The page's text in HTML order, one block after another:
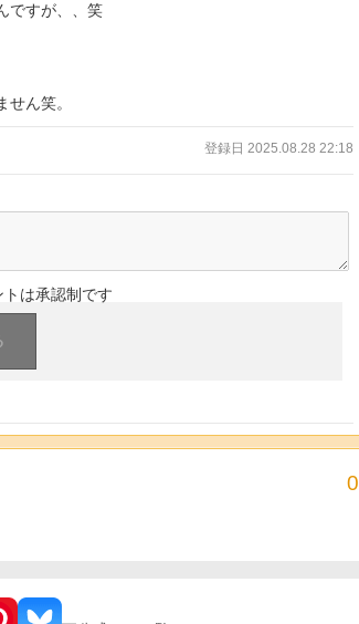
ですが、、笑
ん笑。
登録日 2025.08.28 22:18
は承認制です
0